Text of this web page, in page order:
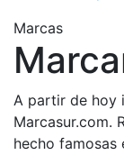
Marcas
A partir de hoy
Marcasur.com.
hecho famosas